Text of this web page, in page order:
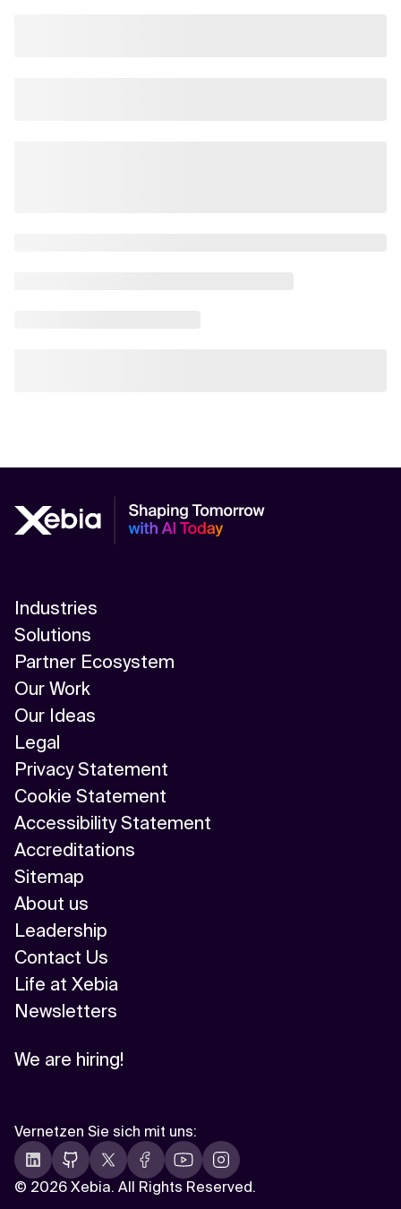
Industries
Solutions
Partner Ecosystem
Our Work
Our Ideas
Legal
Privacy Statement
Cookie Statement
Accessibility Statement
Accreditations
Sitemap
About us
Leadership
Contact Us
Life at Xebia
Newsletters
We are hiring!
© 2026 Xebia. All Rights Reserved.
Vernetzen Sie sich mit uns: